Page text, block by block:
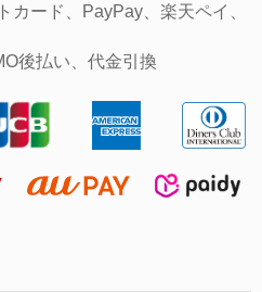
カード、PayPay、楽天ペイ、
後払い、代金引換